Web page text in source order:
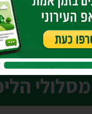
שפ"ע - שיפור פני העיר
משחק
אופניים ומסלולי הליכה
ציונה -